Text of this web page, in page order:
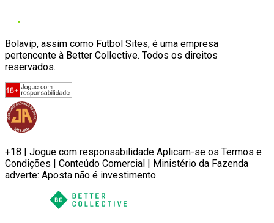
Bolavip, assim como Futbol Sites, é uma empresa
pertencente à Better Collective. Todos os direitos
reservados.
+18 | Jogue com responsabilidade Aplicam-se os Termos e
Condições | Conteúdo Comercial | Ministério da Fazenda
adverte: Aposta não é investimento.